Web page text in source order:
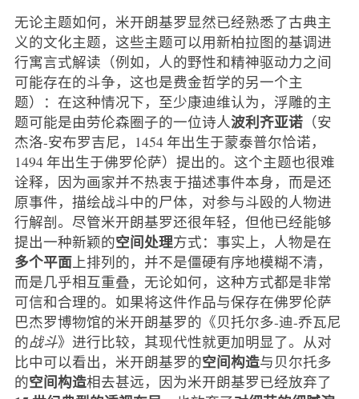
无论主题如何，米开朗基罗显然已经熟悉了古典主
义的文化主题，这些主题可以用新柏拉图的基调进
行寓言式解读（例如，人的野性和精神驱动力之间
可能存在的斗争，这也是费金哲学的另一个主
题）：在这种情况下，至少康迪维认为，浮雕的主
题可能是由劳伦森圈子的一位诗人波利齐亚诺（安
杰洛-安布罗吉尼，1454 年出生于蒙泰普尔恰诺，
1494 年出生于佛罗伦萨）提出的。这个主题也很难
诠释，因为画家并不热衷于描述事件本身，而是还
原事件，描绘战斗中的尸体，对参与斗殴的人物进
行解剖。尽管米开朗基罗还很年轻，但他已经能够
提出一种新颖的空间处理方式：事实上，人物是在
多个平面上排列的，并不是僵硬有序地模糊不清，
而是几乎相互重叠，无论如何，这种方式都是非常
可信和合理的。如果将这件作品与保存在佛罗伦萨
巴杰罗博物馆的米开朗基罗的《贝托尔多-迪-乔瓦尼
的战斗》进行比较，其现代性就更加明显了。从对
比中可以看出，米开朗基罗的空间构造与贝尔托多
的空间构造相去甚远，因为米开朗基罗已经放弃了